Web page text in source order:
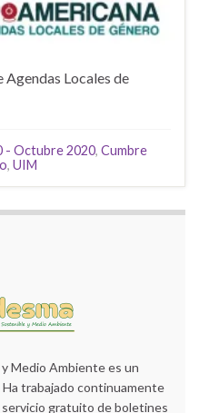
Locales de
- Octubre 2020, Cumbre
, UIM
Medio Ambiente es un
Ha trabajado continuamente
gratuito de boletines